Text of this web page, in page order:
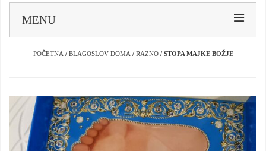
MENU
POČETNA / BLAGOSLOV DOMA / RAZNO/ STOPA MAJKE BOŽJE